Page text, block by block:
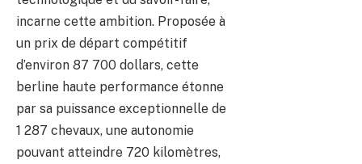
incarne cette ambition. Proposée à
un prix de départ compétitif
d’environ 87 700 dollars, cette
berline haute performance étonne
par sa puissance exceptionnelle de
1 287 chevaux, une autonomie
pouvant atteindre 720 kilomètres,